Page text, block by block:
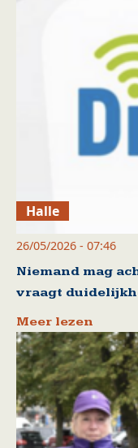
Halle
26/05/2026 - 07:46
Niemand mag
vraagt
Meer lezen